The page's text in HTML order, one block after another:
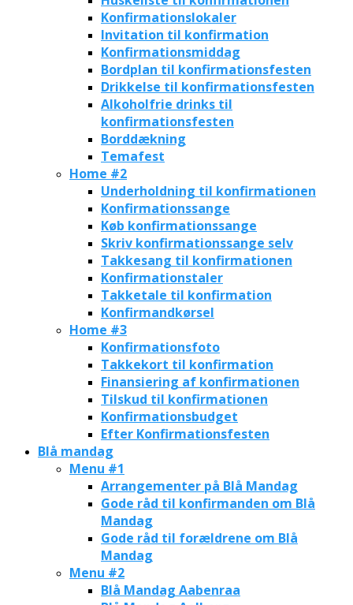
Konfirmationslokaler
Invitation til konfirmation
Konfirmationsmiddag
Bordplan til konfirmationsfesten
Drikkelse til konfirmationsfesten
Alkoholfrie drinks til
konfirmationsfesten
Borddækning
Temafest
Home #2
Underholdning til konfirmationen
Konfirmationssange
Køb konfirmationssange
Skriv konfirmationssange selv
Takkesang til konfirmationen
Konfirmationstaler
Takketale til konfirmation
Konfirmandkørsel
Home #3
Konfirmationsfoto
Takkekort til konfirmation
Finansiering af konfirmationen
Tilskud til konfirmationen
Konfirmationsbudget
Efter Konfirmationsfesten
Blå mandag
Menu #1
Arrangementer på Blå Mandag
Gode råd til konfirmanden om Blå
Mandag
Gode råd til forældrene om Blå
Mandag
Menu #2
Blå Mandag Aabenraa